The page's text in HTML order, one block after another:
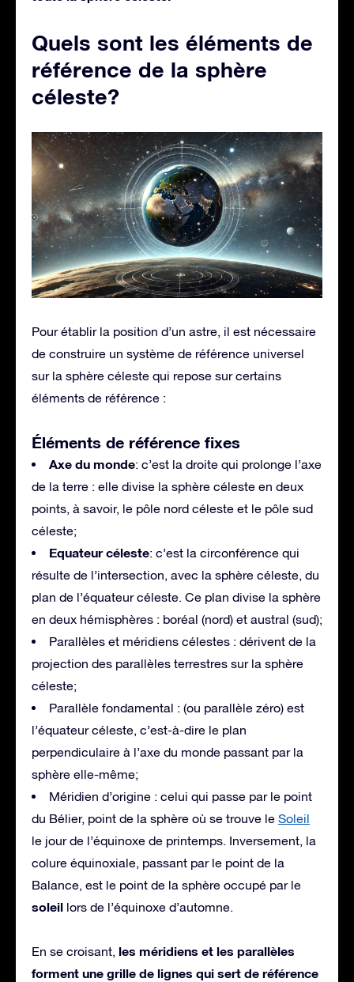
Quels sont les éléments de
référence de la sphère
céleste?
Pour établir la position d’un astre, il est nécessaire
de construire un système de référence universel
sur la sphère céleste qui repose sur certains
éléments de référence :
Éléments de référence fixes
Axe du monde: c’est la droite qui prolonge l’axe
de la terre : elle divise la sphère céleste en deux
points, à savoir, le pôle nord céleste et le pôle sud
céleste;
Equateur céleste: c’est la circonférence qui
résulte de l’intersection, avec la sphère céleste, du
plan de l’équateur céleste. Ce plan divise la sphère
en deux hémisphères : boréal (nord) et austral (sud);
Parallèles et méridiens célestes : dérivent de la
projection des parallèles terrestres sur la sphère
céleste;
Parallèle fondamental : (ou parallèle zéro) est
l’équateur céleste, c’est-à-dire le plan
perpendiculaire à l’axe du monde passant par la
sphère elle-même;
Méridien d’origine : celui qui passe par le point
du Bélier, point de la sphère où se trouve le Soleil
le jour de l’équinoxe de printemps. Inversement, la
colure équinoxiale, passant par le point de la
Balance, est le point de la sphère occupé par le
soleil lors de l’équinoxe d’automne.
En se croisant, les méridiens et les parallèles
forment une grille de lignes qui sert de référence